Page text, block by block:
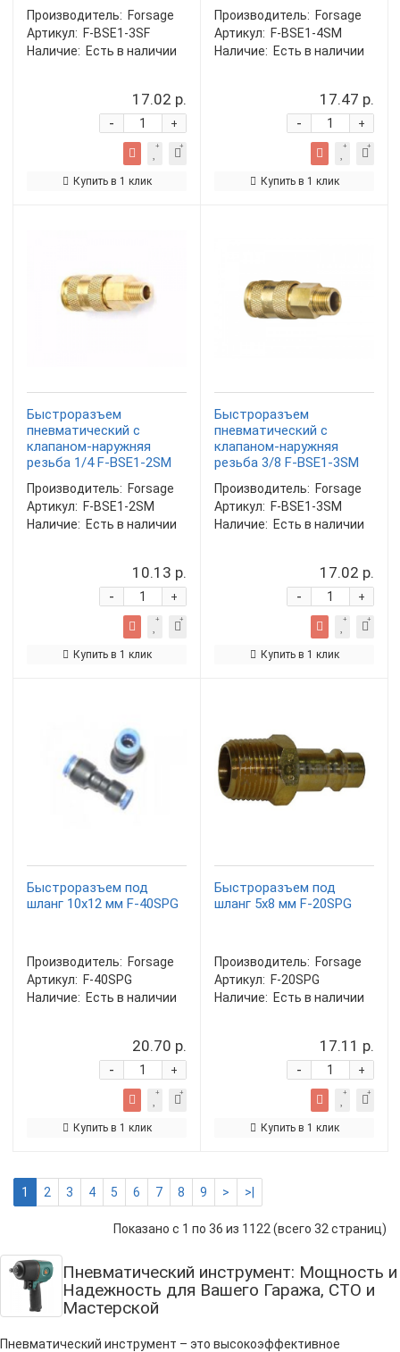
Производитель: Forsage
Артикул: F-BSE1-3SF
Наличие: Есть в наличии
17.02 р.
+
-
Купить в 1 клик
Производитель: Forsage
Артикул: F-BSE1-4SM
Наличие: Есть в наличии
17.47 р.
+
-
Купить в 1 клик
Быстроразъем
пневматический с
клапаном-наружняя
резьба 1/4 F-BSE1-2SM
Производитель: Forsage
Артикул: F-BSE1-2SM
Наличие: Есть в наличии
10.13 р.
+
-
Купить в 1 клик
Быстроразъем
пневматический с
клапаном-наружняя
резьба 3/8 F-BSE1-3SM
Производитель: Forsage
Артикул: F-BSE1-3SM
Наличие: Есть в наличии
17.02 р.
+
-
Купить в 1 клик
Быстроразъем под
шланг 10х12 мм F-40SPG
Производитель: Forsage
Артикул: F-40SPG
Наличие: Есть в наличии
20.70 р.
+
-
Купить в 1 клик
Быстроразъем под
шланг 5х8 мм F-20SPG
Производитель: Forsage
Артикул: F-20SPG
Наличие: Есть в наличии
17.11 р.
+
-
Купить в 1 клик
1 2 3 4 5 6 7 8 9 > >|
Показано с 1 по 36 из 1122 (всего 32 страниц)
Пневматический инструмент: Мощность и
Надежность для Вашего Гаража, СТО и
Мастерской
Пневматический инструмент – это высокоэффективное